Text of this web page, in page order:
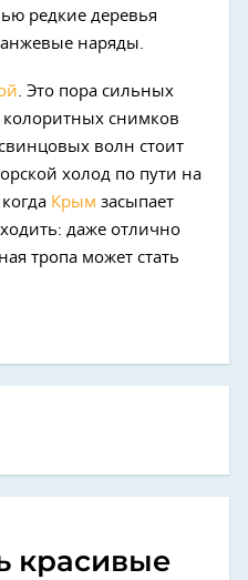
редкие деревья
наряды.
. Это пора сильных
снимков
волн стоит
холод по пути на
Крым засыпает
даже отлично
тропа может стать
красивые